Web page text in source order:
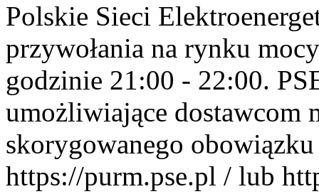
Polskie Sieci
przywołania na rynku
godzinie 21:00 - 22:00.
umożliwiające dostawcom
skorygowanego
https://purm.pse.pl / lub